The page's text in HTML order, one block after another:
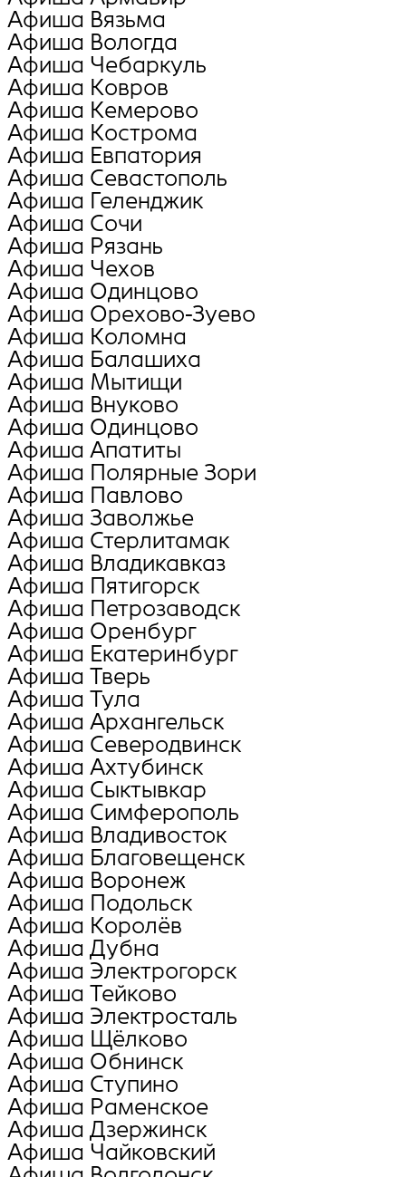
Афиша Вязьма
Афиша Вологда
Афиша Чебаркуль
Афиша Ковров
Афиша Кемерово
Афиша Кострома
Афиша Евпатория
Афиша Севастополь
Афиша Геленджик
Афиша Сочи
Афиша Рязань
Афиша Чехов
Афиша Одинцово
Афиша Орехово-Зуево
Афиша Коломна
Афиша Балашиха
Афиша Мытищи
Афиша Внуково
Афиша Oдинцово
Афиша Апатиты
Афиша Полярные Зори
Афиша Павлово
Афиша Заволжье
Афиша Стерлитамак
Афиша Владикавказ
Афиша Пятигорск
Афиша Петрозаводск
Афиша Оренбург
Афиша Екатеринбург
Афиша Тверь
Афиша Тула
Афиша Архангельск
Афиша Северодвинск
Афиша Ахтубинск
Афиша Сыктывкар
Афиша Симферополь
Афиша Владивосток
Афиша Благовещенск
Афиша Воронеж
Афиша Подольск
Афиша Королёв
Афиша Дубна
Афиша Электрогорск
Афиша Тейково
Афиша Электросталь
Афиша Щёлково
Афиша Обнинск
Афиша Ступино
Афиша Раменское
Афиша Дзержинск
Афиша Чайковский